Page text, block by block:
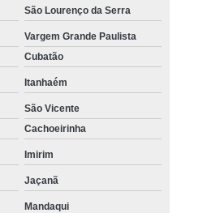
São Lourenço da Serra
Vargem Grande Paulista
Cubatão
Itanhaém
São Vicente
Cachoeirinha
Imirim
Jaçanã
Mandaqui